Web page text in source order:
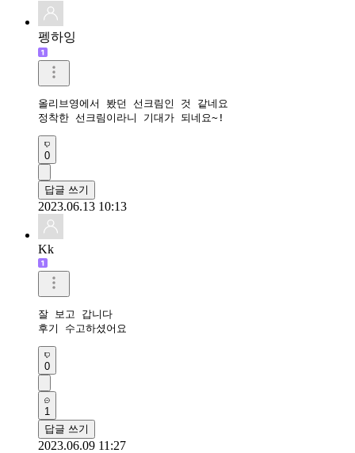
펭하잉
올리브영에서 봤던 선크림인 것 같네요
정착한 선크림이라니 기대가 되네요~!
0
답글 쓰기
2023.06.13 10:13
Kk
잘 보고 갑니다
후기 수고하셨어요
0
1
답글 쓰기
2023.06.09 11:27